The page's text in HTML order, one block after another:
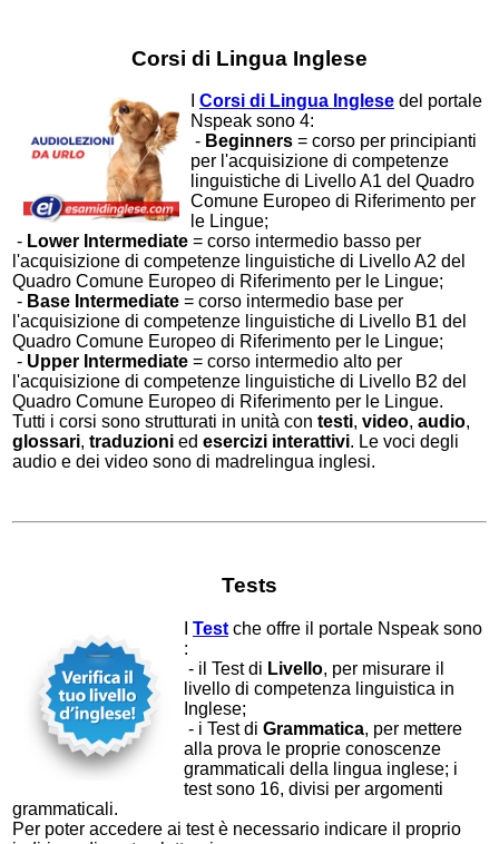
Corsi di Lingua Inglese
Corsi di Lingua Inglese del portale
Nspeak sono 4:
- Beginners = corso per principianti
per l'acquisizione di competenze
linguistiche di Livello A1 del Quadro
Comune Europeo di Riferimento per
le Lingue;
- Lower Intermediate = corso intermedio basso per
l'acquisizione di competenze linguistiche di Livello A2 del
Quadro Comune Europeo di Riferimento per le Lingue;
- Base Intermediate = corso intermedio base per
l'acquisizione di competenze linguistiche di Livello B1 del
Quadro Comune Europeo di Riferimento per le Lingue;
- Upper Intermediate = corso intermedio alto per
l'acquisizione di competenze linguistiche di Livello B2 del
Quadro Comune Europeo di Riferimento per le Lingue.
Tutti i corsi sono strutturati in unità con testi, video, audio,
glossari, traduzioni ed esercizi interattivi. Le voci degli
audio e dei video sono di madrelingua inglesi.
Tests
Test che offre il portale Nspeak sono
:
- il Test di Livello, per misurare il
livello di competenza linguistica in
Inglese;
- i Test di Grammatica, per mettere
alla prova le proprie conoscenze
grammaticali della lingua inglese; i
test sono 16, divisi per argomenti
grammaticali.
Per poter accedere ai test è necessario indicare il proprio